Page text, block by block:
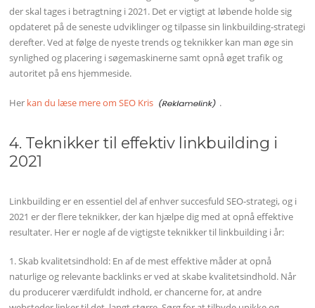
der skal tages i betragtning i 2021. Det er vigtigt at løbende holde sig
opdateret på de seneste udviklinger og tilpasse sin linkbuilding-strategi
derefter. Ved at følge de nyeste trends og teknikker kan man øge sin
synlighed og placering i søgemaskinerne samt opnå øget trafik og
autoritet på ens hjemmeside.
Her kan du læse mere om SEO Kris .
4. Teknikker til effektiv linkbuilding i
2021
Linkbuilding er en essentiel del af enhver succesfuld SEO-strategi, og i
2021 er der flere teknikker, der kan hjælpe dig med at opnå effektive
resultater. Her er nogle af de vigtigste teknikker til linkbuilding i år:
1. Skab kvalitetsindhold: En af de mest effektive måder at opnå
naturlige og relevante backlinks er ved at skabe kvalitetsindhold. Når
du producerer værdifuldt indhold, er chancerne for, at andre